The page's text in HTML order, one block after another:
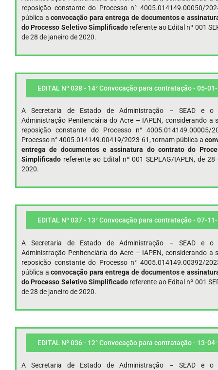
reposição constante do Processo n° 4005.014149.00050/
pública a convocação para entrega de documentos e
do Processo Seletivo Simplificado referente ao Edital nº 001
de 28 de janeiro de 2020.
EDITAL Nº 038 - 14° Convocação para contratação - 05-
A Secretaria de Estado de Administração – SEAD e o
Administração Penitenciária do Acre – IAPEN, considerando a
reposição constante do Processo n° 4005.014149.00005/
Processo n° 4005.014149.00419/2023-61, tornam pública a
entrega de documentos e assinatura do contrato do
Simplificado referente ao Edital nº 001 SEPLAG/IAPEN, de 28
2020.
EDITAL Nº 037 - 13° Convocação para contratação - 07-
A Secretaria de Estado de Administração – SEAD e o
Administração Penitenciária do Acre – IAPEN, considerando a
reposição constante do Processo n° 4005.014149.00392/
pública a convocação para entrega de documentos e
do Processo Seletivo Simplificado referente ao Edital nº 001
de 28 de janeiro de 2020.
EDITAL Nº 036 - 12° Convocação para contratação - 13-
A Secretaria de Estado de Administração – SEAD e o